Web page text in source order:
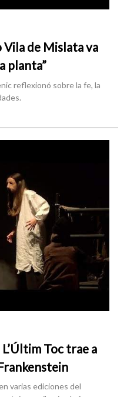
Vila de Mislata va
planta”
reflexionó sobre la fe, la
Toc trae a
varias ediciones del